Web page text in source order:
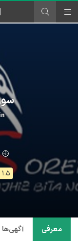
۱.۵
معرفی آگهی‌ها